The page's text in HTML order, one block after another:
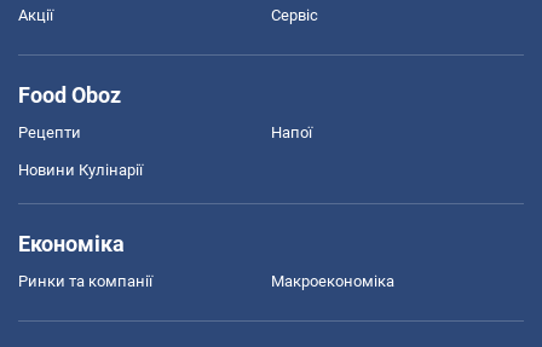
Акції Сервіс
Food Oboz
Рецепти Напої
Новини Кулінарії
Економіка
Ринки та компанії Макроекономіка